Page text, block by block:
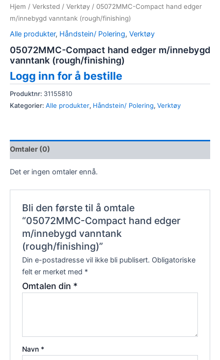
Hjem / Verksted / Verktøy / 05072MMC-Compact hand edger
m/innebygd vanntank (rough/finishing)
Alle produkter, Håndstein/ Polering, Verktøy
05072MMC-Compact hand edger m/innebygd
vanntank (rough/finishing)
Logg inn for å bestille
Produktnr: 31155810
Kategorier: Alle produkter, Håndstein/ Polering, Verktøy
Omtaler (0)
Det er ingen omtaler ennå.
Bli den første til å omtale
“05072MMC-Compact hand edger
m/innebygd vanntank
(rough/finishing)”
Din e-postadresse vil ikke bli publisert. Obligatoriske
felt er merket med *
Omtalen din *
Navn *